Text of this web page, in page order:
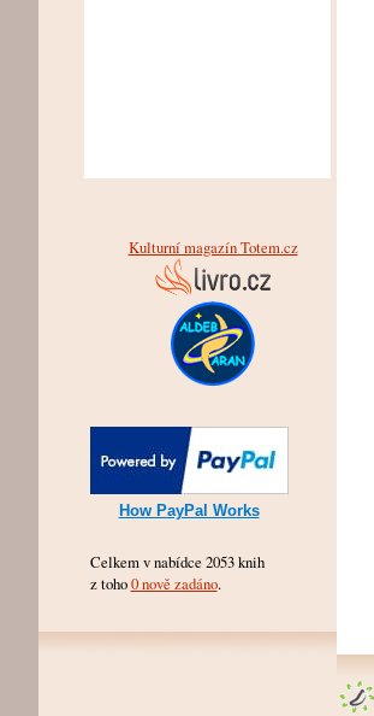
Kulturní magazín Totem.cz
How PayPal Works
Celkem v nabídce 2053 knih
z toho0 nově zadáno.